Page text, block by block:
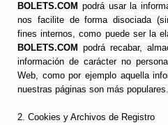
BOLETS.COM podrá usar la
nos facilite de forma disociada
fines internos, como puede ser la
BOLETS.COM podrá recabar,
información de carácter no
Web, como por ejemplo aquella
nuestras páginas son más populares.
2. Cookies y Archivos de Registro